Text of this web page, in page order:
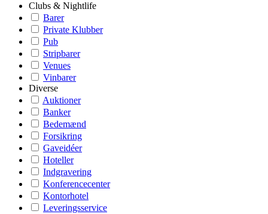
Clubs & Nightlife
Barer
Private Klubber
Pub
Stripbarer
Venues
Vinbarer
Diverse
Auktioner
Banker
Bedemænd
Forsikring
Gaveidéer
Hoteller
Indgravering
Konferencecenter
Kontorhotel
Leveringsservice